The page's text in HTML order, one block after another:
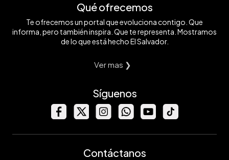
Qué ofrecemos
Te ofrecemos un portal que evoluciona contigo. Que
informa, pero también inspira. Que te representa. Mostramos
de lo que está hecho El Salvador.
Ver mas ❯
Síguenos
Contáctanos